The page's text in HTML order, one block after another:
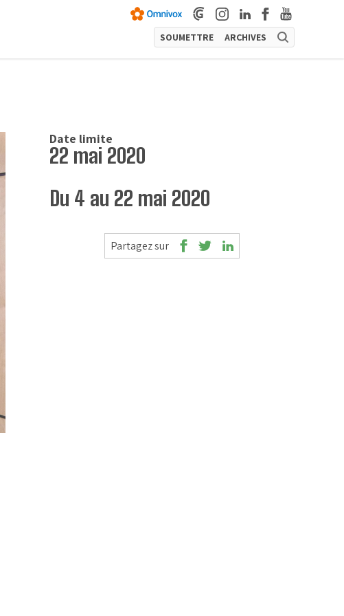
SOUMETTRE ARCHIVES
Date limite
22 mai 2020
Du 4 au 22 mai 2020
Partagez sur